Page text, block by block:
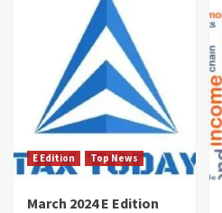
E Edition Top News
March 2024 E Edition